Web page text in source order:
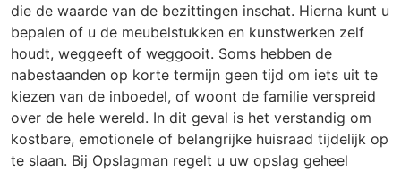
die de waarde van de bezittingen inschat. Hierna kunt u
bepalen of u de meubelstukken en kunstwerken zelf
houdt, weggeeft of weggooit. Soms hebben de
nabestaanden op korte termijn geen tijd om iets uit te
kiezen van de inboedel, of woont de familie verspreid
over de hele wereld. In dit geval is het verstandig om
kostbare, emotionele of belangrijke huisraad tijdelijk op
te slaan. Bij Opslagman regelt u uw opslag geheel